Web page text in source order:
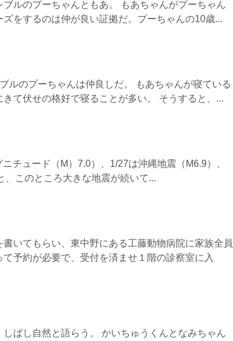
ルのプーちゃんともあ。 もあちゃんがプーちゃん
をするのは仲が良い証拠だ。プーちゃんの10歳...
ルのプーちゃんは仲良しだ。 もあちゃんが寝ている
て伏せの格好で寝ることが多い。 そうすると、...
チュード（M）7.0）、1/27は沖縄地震（M6.9）、
、このところ大きな地震が続いて...
書いてもらい、東中野にある工藤動物病院に家族全員
予約が必要で、受付を済ませ１階の診察室に入
ばし自然と語らう。 かいちゅうくんとなみちゃん